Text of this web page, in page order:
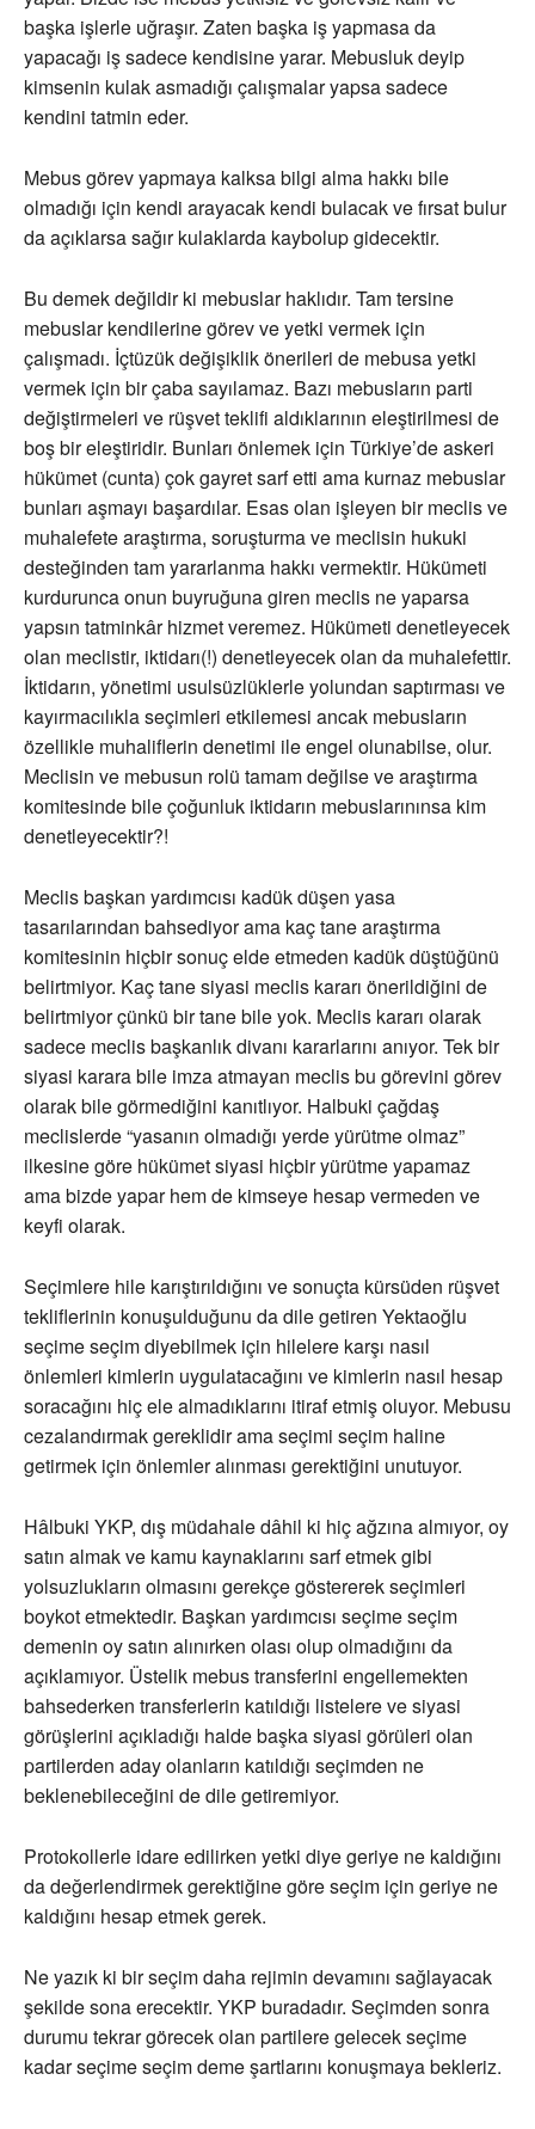
başka işlerle uğraşır. Zaten başka iş yapmasa da
yapacağı iş sadece kendisine yarar. Mebusluk deyip
kimsenin kulak asmadığı çalışmalar yapsa sadece
kendini tatmin eder.
Mebus görev yapmaya kalksa bilgi alma hakkı bile
olmadığı için kendi arayacak kendi bulacak ve fırsat bulur
da açıklarsa sağır kulaklarda kaybolup gidecektir.
Bu demek değildir ki mebuslar haklıdır. Tam tersine
mebuslar kendilerine görev ve yetki vermek için
çalışmadı. İçtüzük değişiklik önerileri de mebusa yetki
vermek için bir çaba sayılamaz. Bazı mebusların parti
değiştirmeleri ve rüşvet teklifi aldıklarının eleştirilmesi de
boş bir eleştiridir. Bunları önlemek için Türkiye’de askeri
hükümet (cunta) çok gayret sarf etti ama kurnaz mebuslar
bunları aşmayı başardılar. Esas olan işleyen bir meclis ve
muhalefete araştırma, soruşturma ve meclisin hukuki
desteğinden tam yararlanma hakkı vermektir. Hükümeti
kurdurunca onun buyruğuna giren meclis ne yaparsa
yapsın tatminkâr hizmet veremez. Hükümeti denetleyecek
olan meclistir, iktidarı(!) denetleyecek olan da muhalefettir.
İktidarın, yönetimi usulsüzlüklerle yolundan saptırması ve
kayırmacılıkla seçimleri etkilemesi ancak mebusların
özellikle muhaliflerin denetimi ile engel olunabilse, olur.
Meclisin ve mebusun rolü tamam değilse ve araştırma
komitesinde bile çoğunluk iktidarın mebuslarınınsa kim
denetleyecektir?!
Meclis başkan yardımcısı kadük düşen yasa
tasarılarından bahsediyor ama kaç tane araştırma
komitesinin hiçbir sonuç elde etmeden kadük düştüğünü
belirtmiyor. Kaç tane siyasi meclis kararı önerildiğini de
belirtmiyor çünkü bir tane bile yok. Meclis kararı olarak
sadece meclis başkanlık divanı kararlarını anıyor. Tek bir
siyasi karara bile imza atmayan meclis bu görevini görev
olarak bile görmediğini kanıtlıyor. Halbuki çağdaş
meclislerde “yasanın olmadığı yerde yürütme olmaz”
ilkesine göre hükümet siyasi hiçbir yürütme yapamaz
ama bizde yapar hem de kimseye hesap vermeden ve
keyfi olarak.
Seçimlere hile karıştırıldığını ve sonuçta kürsüden rüşvet
tekliflerinin konuşulduğunu da dile getiren Yektaoğlu
seçime seçim diyebilmek için hilelere karşı nasıl
önlemleri kimlerin uygulatacağını ve kimlerin nasıl hesap
soracağını hiç ele almadıklarını itiraf etmiş oluyor. Mebusu
cezalandırmak gereklidir ama seçimi seçim haline
getirmek için önlemler alınması gerektiğini unutuyor.
Hâlbuki YKP, dış müdahale dâhil ki hiç ağzına almıyor, oy
satın almak ve kamu kaynaklarını sarf etmek gibi
yolsuzlukların olmasını gerekçe göstererek seçimleri
boykot etmektedir. Başkan yardımcısı seçime seçim
demenin oy satın alınırken olası olup olmadığını da
açıklamıyor. Üstelik mebus transferini engellemekten
bahsederken transferlerin katıldığı listelere ve siyasi
görüşlerini açıkladığı halde başka siyasi görüleri olan
partilerden aday olanların katıldığı seçimden ne
beklenebileceğini de dile getiremiyor.
Protokollerle idare edilirken yetki diye geriye ne kaldığını
da değerlendirmek gerektiğine göre seçim için geriye ne
kaldığını hesap etmek gerek.
Ne yazık ki bir seçim daha rejimin devamını sağlayacak
şekilde sona erecektir. YKP buradadır. Seçimden sonra
durumu tekrar görecek olan partilere gelecek seçime
kadar seçime seçim deme şartlarını konuşmaya bekleriz.